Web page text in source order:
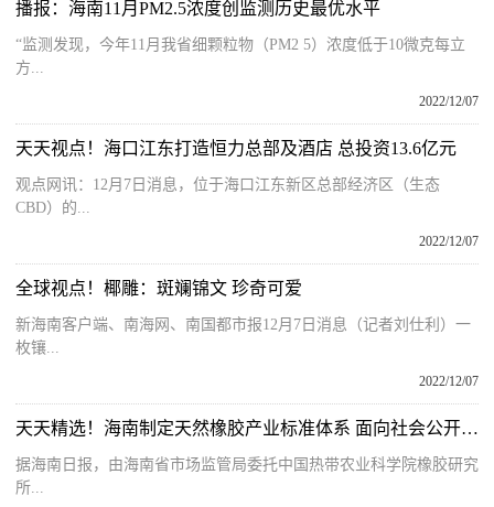
播报：海南11月PM2.5浓度创监测历史最优水平
“监测发现，今年11月我省细颗粒物（PM2 5）浓度低于10微克每立
方...
2022/12/07
天天视点！海口江东打造恒力总部及酒店 总投资13.6亿元
观点网讯：12月7日消息，位于海口江东新区总部经济区（生态
CBD）的...
2022/12/07
全球视点！椰雕：斑斓锦文 珍奇可爱
新海南客户端、南海网、南国都市报12月7日消息（记者刘仕利）一
枚镶...
2022/12/07
天天精选！海南制定天然橡胶产业标准体系 面向社会公开征求意见
据海南日报，由海南省市场监管局委托中国热带农业科学院橡胶研究
所...